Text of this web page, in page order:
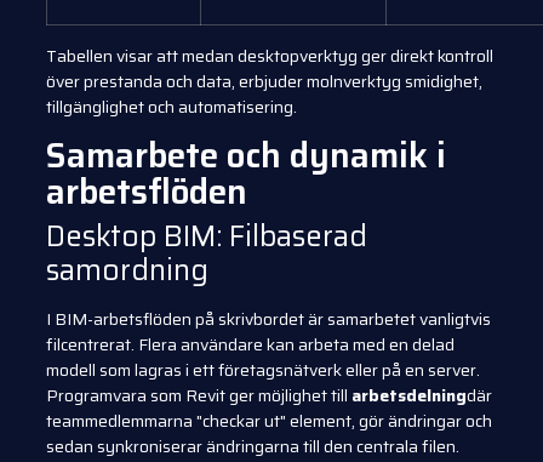
Tabellen visar att medan desktopverktyg ger direkt kontroll
över prestanda och data, erbjuder molnverktyg smidighet,
tillgänglighet och automatisering.
Samarbete och dynamik i
arbetsflöden
Desktop BIM: Filbaserad
samordning
I BIM-arbetsflöden på skrivbordet är samarbetet vanligtvis
filcentrerat. Flera användare kan arbeta med en delad
modell som lagras i ett företagsnätverk eller på en server.
Programvara som Revit ger möjlighet till arbetsdelningdär
teammedlemmarna "checkar ut" element, gör ändringar och
sedan synkroniserar ändringarna till den centrala filen.